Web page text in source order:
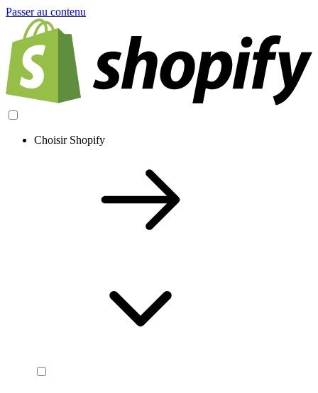
Passer au contenu
Choisir Shopify